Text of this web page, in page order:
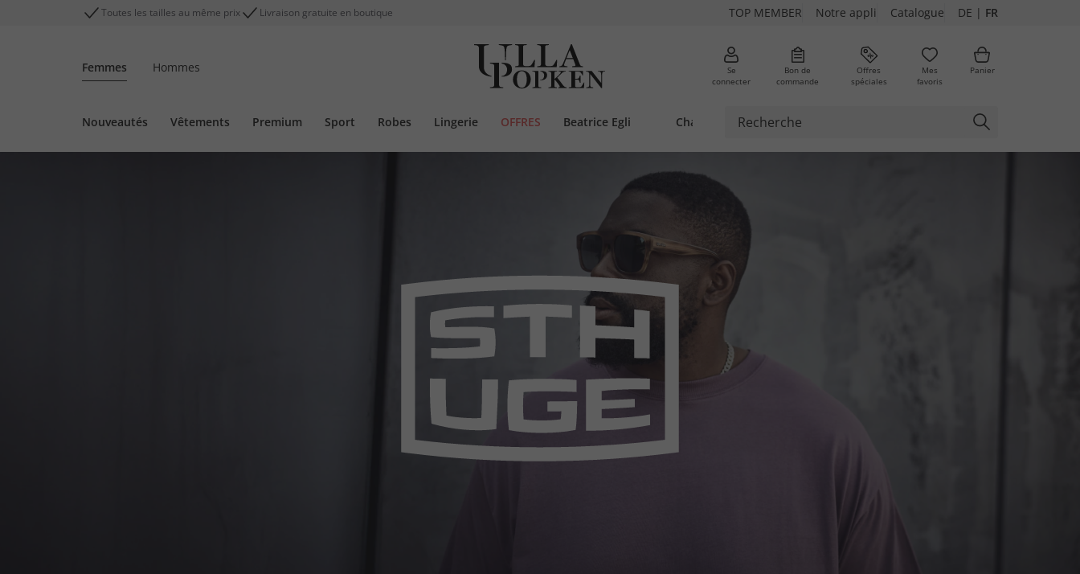
Toutes les tailles au même prix Livraison gratuite en boutique TOP MEMBER Notre appli Catalogue DE | FR
Femmes Hommes
Se
connecter
Bon de
commande
Offres
spéciales
Mes
favoris
Panier
Nouveautés Vêtements Premium Sport Robes Lingerie OFFRES Beatrice Egli Chaussures